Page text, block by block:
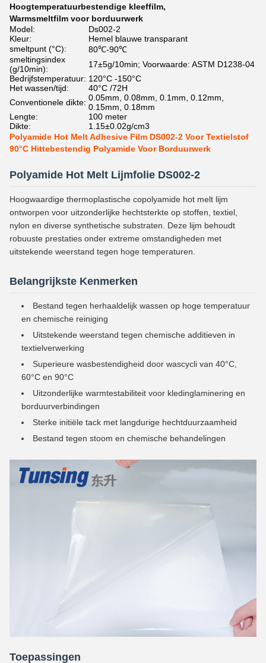
Hoogtemperatuurbestendige kleeffilm,
Warmsmeltfilm voor borduurwerk
Model:
Ds002-2
Kleur:
Hemel blauwe transparant
smeltpunt (°C):
80℃-90℃
smeltingsindex
(g/10min):
17±5g/10min; Voorwaarde: ASTM D1238-04
Bedrijfstemperatuur: 120°C -150°C
Het wassen/tijd:
40°C /72H
Conventionele dikte: 0.05mm, 0.08mm, 0.1mm, 0.12mm,
0.15mm, 0.18mm
Lengte:
100 meter
Dikte:
1.15±0.02g/cm3
Polyamide Hot Melt Adhesive Film DS002-2 Voor Textielstof
90°C Hittebestendig Polyamide Voor Borduurwerk
Polyamide Hot Melt Lijmfolie DS002-2
Hoogwaardige thermoplastische copolyamide hot melt lijm
ontworpen voor uitzonderlijke hechtsterkte op stoffen, textiel,
nylon en diverse synthetische substraten. Deze lijm behoudt
robuuste prestaties onder extreme omstandigheden met
uitstekende weerstand tegen hoge temperaturen.
Belangrijkste Kenmerken
Bestand tegen herhaaldelijk wassen op hoge temperatuur
en chemische reiniging
Uitstekende weerstand tegen chemische additieven in
textielverwerking
Superieure wasbestendigheid door wascycli van 40°C,
60°C en 90°C
Uitzonderlijke warmtestabiliteit voor kledinglaminering en
borduurverbindingen
Sterke initiële tack met langdurige hechtduurzaamheid
Bestand tegen stoom en chemische behandelingen
Toepassingen